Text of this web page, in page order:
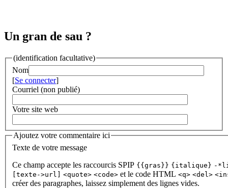
Un gran de sau ?
(identification facultative)
Nom
[Se connecter]
Courriel (non publié)
Votre site web
Ajoutez votre commentaire ici
Texte de votre message
Ce champ accepte les raccourcis SPIP {{gras}} {italique} -
[texte->url] <quote> <code> et le code HTML <q> <del>
créer des paragraphes, laissez simplement des lignes vides.